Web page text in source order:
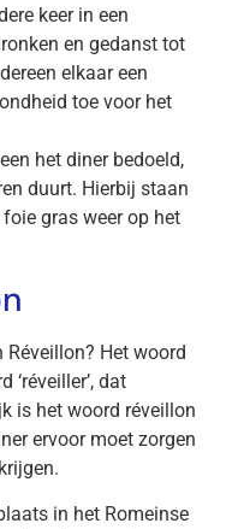
keer in een
en gedanst tot
elkaar een
toe voor het
het diner bedoeld,
duurt. Hierbij staan
gras weer op het
Het woord
‘réveiller’, dat
is het woord réveillon
ervoor moet zorgen
in het Romeinse